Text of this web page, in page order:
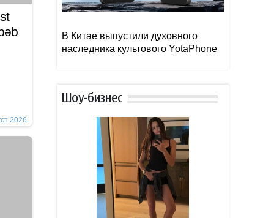
2026
В Китае выпустили духовного
наследника культового YotaPhone
Шоу-бизнес